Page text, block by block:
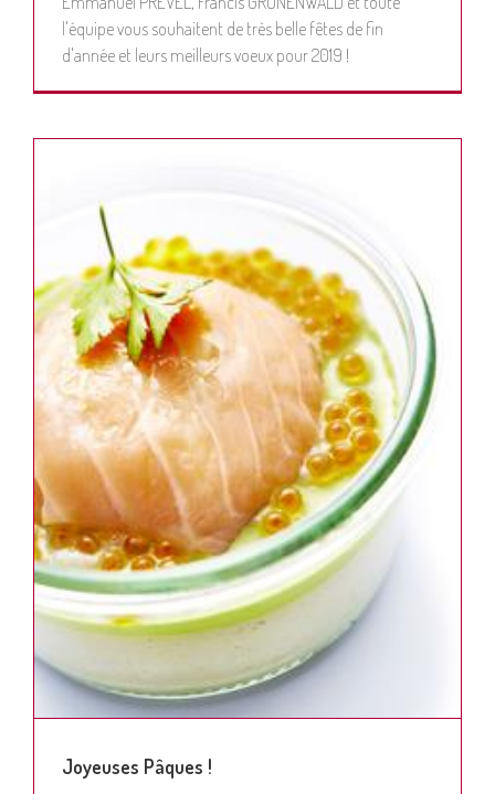
l'équipe vous souhaitent de très belle fêtes de fin
d'année et leurs meilleurs voeux pour 2019 !
Joyeuses Pâques !